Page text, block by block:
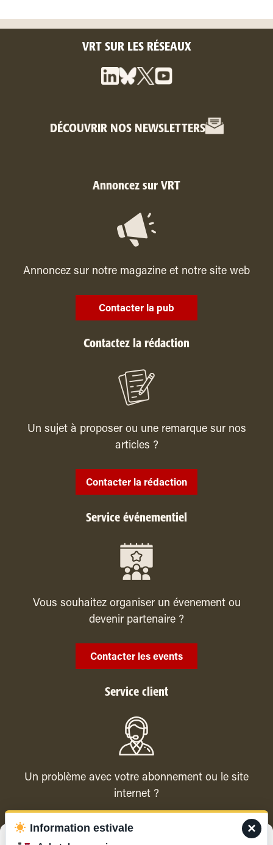
VRT SUR LES RÉSEAUX
DÉCOUVRIR NOS NEWSLETTERS
Annoncez sur VRT
Annoncez sur notre magazine et notre site web
Contacter la pub
Contactez la rédaction
Un sujet à proposer ou une remarque sur nos
articles ?
Contacter la rédaction
Service événementiel
Vous souhaitez organiser un évenement ou
devenir partenaire ?
Contacter les events
Service client
Un problème avec votre abonnement ou le site
internet ?
Contacter le service client ×
Information estivale